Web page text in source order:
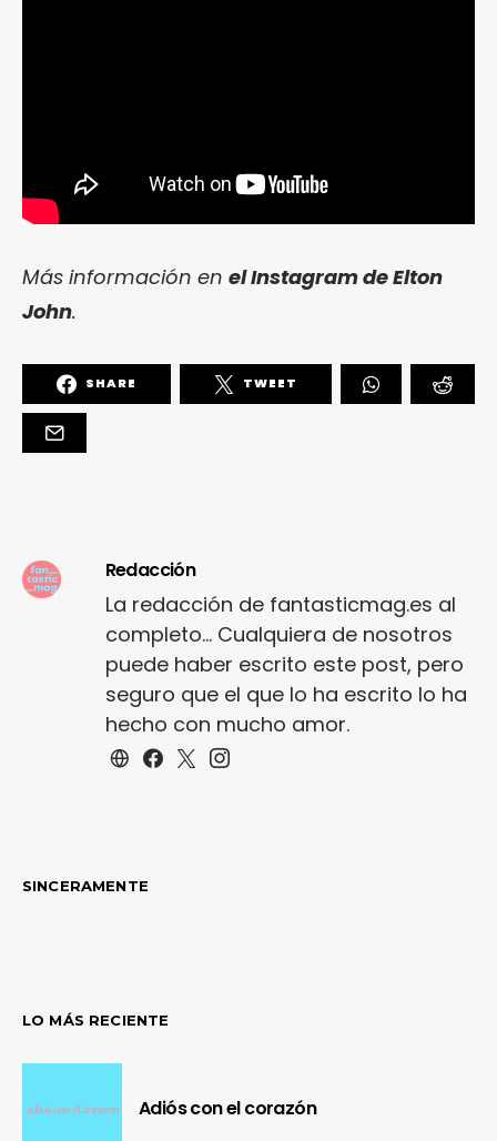
Más información en el Instagram de Elton
John.
SHARE TWEET
Redacción
La redacción de fantasticmag.es al
completo... Cualquiera de nosotros
puede haber escrito este post, pero
seguro que el que lo ha escrito lo ha
hecho con mucho amor.
SINCERAMENTE
LO MÁS RECIENTE
Adiós con el corazón